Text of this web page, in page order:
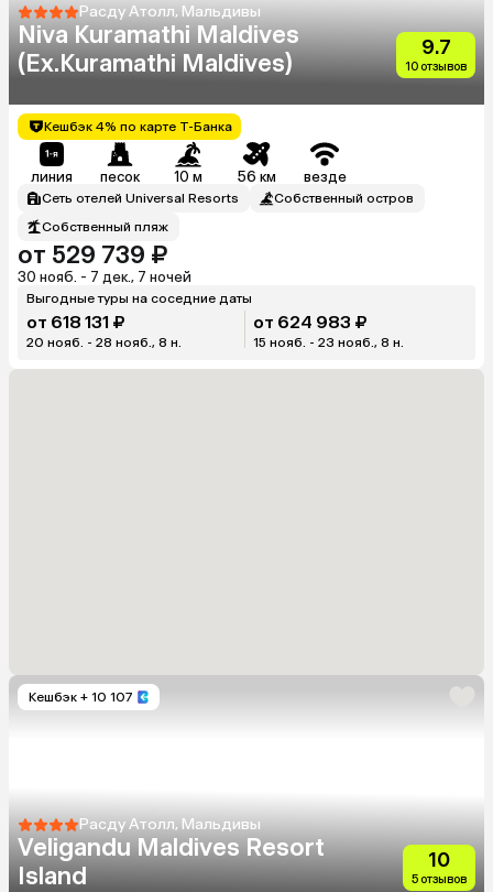
Расду Атолл, Мальдивы
Niva Kuramathi Maldives
(Ex.Kuramathi Maldives)
9.7
10 отзывов
Кешбэк 4% по карте Т-Банка
линия песок 10 м 56 км везде
Сеть отелей Universal Resorts
Собственный остров
Собственный пляж
от 529 739 ₽
30 нояб. - 7 дек., 7 ночей
Выгодные туры на соседние даты
от 618 131 ₽
20 нояб. - 28 нояб., 8 н.
от 624 983 ₽
15 нояб. - 23 нояб., 8 н.
Кешбэк + 10 107
Расду Атолл, Мальдивы
Veligandu Maldives Resort
Island
10
5 отзывов